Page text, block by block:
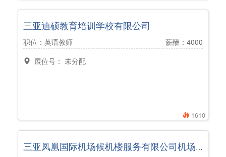
1610
三亚迪硕教育培训学校有限公司
职位：英语教师
薪酬：4000
展位号： 未分配
三亚凤凰国际机场候机楼服务有限公司机场分公司